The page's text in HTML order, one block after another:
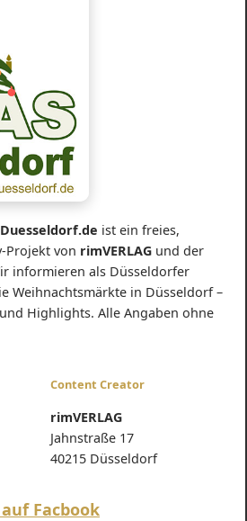
ist ein freies,
Projekt von rimVERLAG und der
informieren als Düsseldorfer
Weihnachtsmärkte in Düsseldorf –
Highlights. Alle Angaben ohne
Content Creator
rimVERLAG
Jahnstraße 17
40215 Düsseldorf
Facbook